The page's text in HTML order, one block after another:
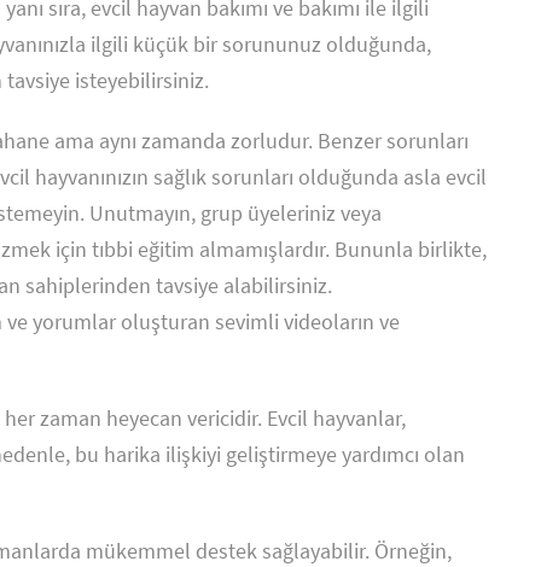
sıra, evcil hayvan bakımı ve bakımı ile ilgili
ilgili küçük bir sorununuz olduğunda,
tavsiye isteyebilirsiniz.
ama aynı zamanda zorludur. Benzer sorunları
hayvanınızın sağlık sorunları olduğunda asla evcil
Unutmayın, grup üyeleriniz veya
için tıbbi eğitim almamışlardır. Bununla birlikte,
sahiplerinden tavsiye alabilirsiniz.
yorumlar oluşturan sevimli videoların ve
zaman heyecan vericidir. Evcil hayvanlar,
bu harika ilişkiyi geliştirmeye yardımcı olan
mükemmel destek sağlayabilir. Örneğin,